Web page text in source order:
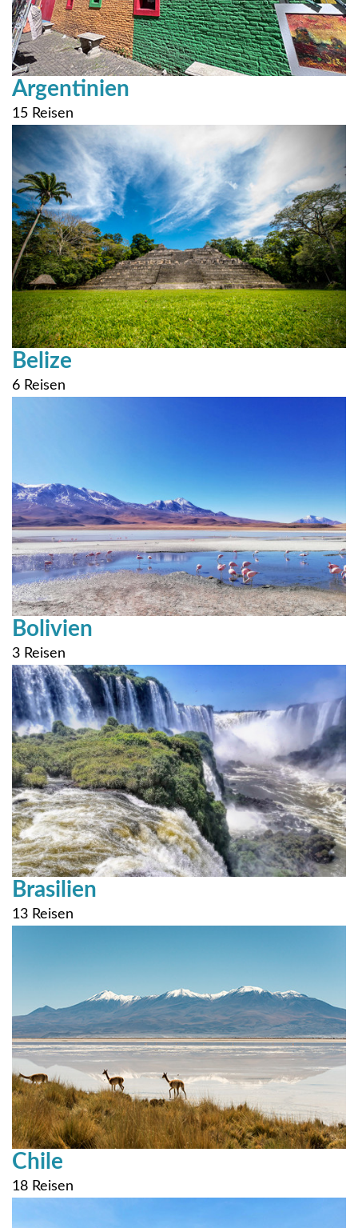
Argentinien
15 Reisen
Belize
6 Reisen
Bolivien
3 Reisen
Brasilien
13 Reisen
Chile
18 Reisen